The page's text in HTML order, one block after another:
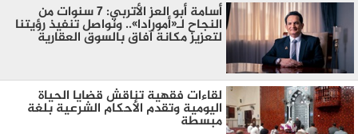
أسامة أبو العز الأتربي: 7 سنوات من
النجاح لـ«أمورادا».. ونواصل تنفيذ رؤيتنا
لتعزيز مكانة آفاق بالسوق العقارية
لقاءات فقهية تناقش قضايا الحياة
اليومية وتقدم الأحكام الشرعية بلغة
مبسطة